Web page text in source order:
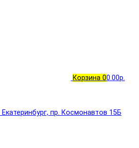
Корзина 00.00р.
пр. Космонавтов 15Б